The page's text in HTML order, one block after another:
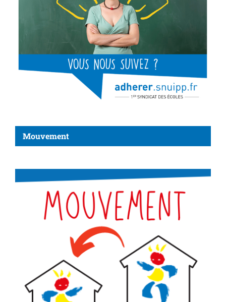
Mouvement